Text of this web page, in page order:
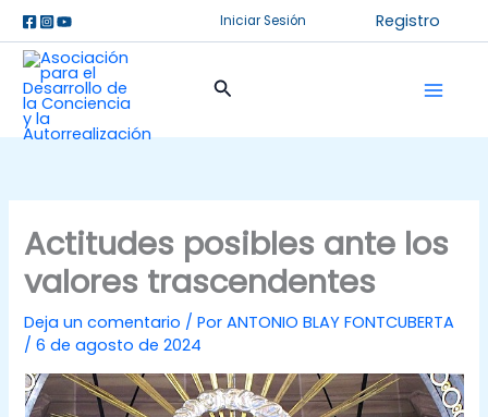
al
contenido
Iniciar Sesión Registro
Buscar
Actitudes posibles ante los
valores trascendentes
Deja un comentario / PorANTONIO BLAY FONTCUBERTA
/6 de agosto de 2024